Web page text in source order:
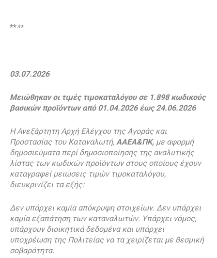
****
03.07.2026
Μειώθηκαν οι τιμές τιμοκαταλόγου σε 1.898 κωδικούς
βασικών προϊόντων από 01.04.2026 έως 24.06.2026
Η Ανεξάρτητη Αρχή Ελέγχου της Αγοράς και
Προστασίας του Καταναλωτή, ΑΑΕΑ&ΠΚ, με αφορμή
δημοσιεύματα περί δημοσιοποίησης της αναλυτικής
λίστας των κωδικών προϊόντων στους οποίους έχουν
καταγραφεί μειώσεις τιμών τιμοκαταλόγου,
διευκρινίζει τα εξής:
Δεν υπάρχει καμία απόκρυψη στοιχείων. Δεν υπάρχει
καμία εξαπάτηση των καταναλωτών. Υπάρχει νόμος,
υπάρχουν διοικητικά δεδομένα και υπάρχει
υποχρέωση της Πολιτείας να τα χειρίζεται με θεσμική
σοβαρότητα.